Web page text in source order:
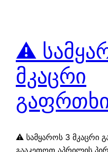
⚠️
მკაცრი
⚠️ სამყაროს 3 მკაცრი